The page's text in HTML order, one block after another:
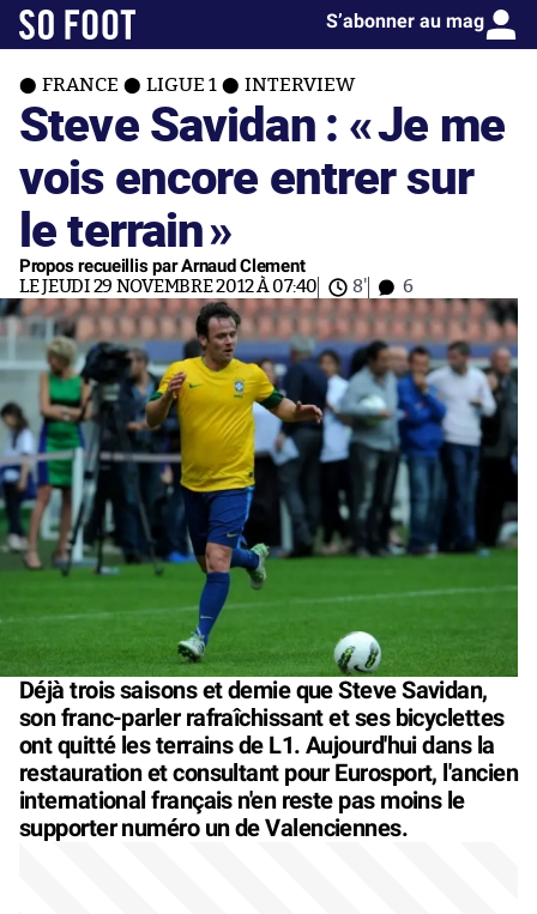
S’abonner au mag
FRANCE LIGUE 1 INTERVIEW
Steve Savidan : «Je me
vois encore entrer sur
le terrain»
Propos recueillis par Arnaud Clement
LE JEUDI 29 NOVEMBRE 2012 À 07:40 8' 6
Déjà trois saisons et demie que Steve Savidan,
son franc-parler rafraîchissant et ses bicyclettes
ont quitté les terrains de L1. Aujourd'hui dans la
restauration et consultant pour Eurosport, l'ancien
international français n'en reste pas moins le
supporter numéro un de Valenciennes.